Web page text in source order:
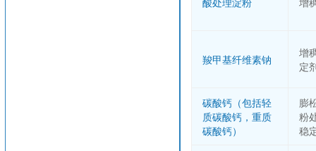
羧甲基纤维素钠
增
定
碳酸钙（包括轻
质碳酸钙，重质
碳酸钙）
膨
粉
稳